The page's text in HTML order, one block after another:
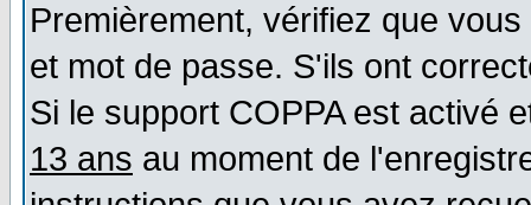
Premièrement, vérifiez que
et mot de passe. S'ils ont
Si le support COPPA est activé
13 ans au moment de